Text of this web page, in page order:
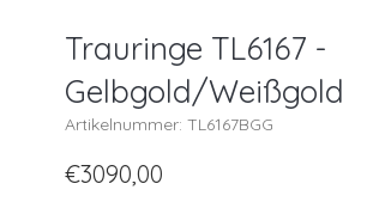
Trauringe TL6167 -
Gelbgold/Weißgold
Artikelnummer: TL6167BGG
€3090,00